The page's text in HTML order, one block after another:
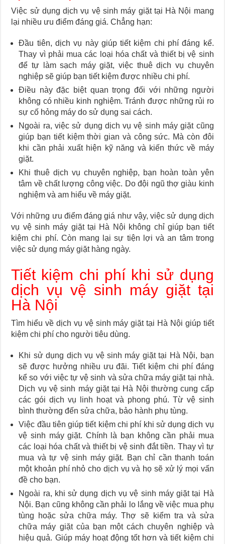
Việc sử dụng dịch vụ vệ sinh máy giặt tại Hà Nội mang
lại nhiều ưu điểm đáng giá. Chẳng hạn:
Đầu tiên, dịch vụ này giúp tiết kiệm chi phí đáng kể.
Thay vì phải mua các loại hóa chất và thiết bị vệ sinh
để tự làm sạch máy giặt, việc thuê dịch vụ chuyên
nghiệp sẽ giúp bạn tiết kiệm được nhiều chi phí.
Điều này đặc biệt quan trọng đối với những người
không có nhiều kinh nghiệm. Tránh được những rủi ro
sự cố hỏng máy do sử dụng sai cách.
Ngoài ra, việc sử dụng dịch vụ vệ sinh máy giặt cũng
giúp bạn tiết kiệm thời gian và công sức. Mà còn đôi
khi cần phải xuất hiện kỹ năng và kiến thức về máy
giặt.
Khi thuê dịch vụ chuyên nghiệp, bạn hoàn toàn yên
tâm về chất lượng công việc. Do đội ngũ thợ giàu kinh
nghiệm và am hiểu về máy giặt.
Với những ưu điểm đáng giá như vậy, việc sử dụng dịch
vụ vệ sinh máy giặt tại Hà Nội không chỉ giúp bạn tiết
kiệm chi phí. Còn mang lại sự tiện lợi và an tâm trong
việc sử dụng máy giặt hàng ngày.
Tiết kiệm chi phí khi sử dụng
dịch vụ vệ sinh máy giặt tại
Hà Nội
Tìm hiểu về dịch vụ vệ sinh máy giặt tại Hà Nội giúp tiết
kiệm chi phí cho người tiêu dùng.
Khi sử dụng dịch vụ vệ sinh máy giặt tại Hà Nội, bạn
sẽ được hưởng nhiều ưu đãi. Tiết kiệm chi phí đáng
kể so với việc tự vệ sinh và sửa chữa máy giặt tại nhà.
Dịch vụ vệ sinh máy giặt tại Hà Nội thường cung cấp
các gói dịch vụ linh hoạt và phong phú. Từ vệ sinh
bình thường đến sửa chữa, bảo hành phụ tùng.
Việc đầu tiên giúp tiết kiệm chi phí khi sử dụng dịch vụ
vệ sinh máy giặt. Chính là bạn không cần phải mua
các loại hóa chất và thiết bị vệ sinh đắt tiền. Thay vì tự
mua và tự vệ sinh máy giặt. Bạn chỉ cần thanh toán
một khoản phí nhỏ cho dịch vụ và họ sẽ xử lý mọi vấn
đề cho bạn.
Ngoài ra, khi sử dụng dịch vụ vệ sinh máy giặt tại Hà
Nội. Bạn cũng không cần phải lo lắng về việc mua phụ
tùng hoặc sửa chữa máy. Thợ sẽ kiểm tra và sửa
chữa máy giặt của bạn một cách chuyên nghiệp và
hiệu quả. Giúp máy hoạt động tốt hơn và tiết kiệm chi